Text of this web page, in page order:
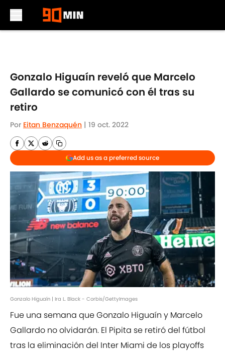
Gonzalo Higuaín reveló que Marcelo
Gallardo se comunicó con él tras su
retiro
Por Eitan Benzaquén | 19 oct. 2022
Add us as a preferred source
Gonzalo Higuaín | Ira L. Black - Corbis/GettyImages
Fue una semana que Gonzalo Higuaín y Marcelo
Gallardo no olvidarán. El Pipita se retiró del fútbol
tras la eliminación del Inter Miami de los playoffs